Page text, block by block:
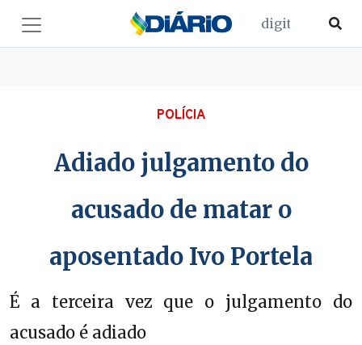
POLÍCIA
Adiado julgamento do
acusado de matar o
aposentado Ivo Portela
É a terceira vez que o julgamento do
acusado é adiado